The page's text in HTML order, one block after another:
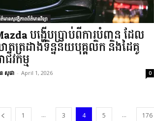
មានសុវត្ថិភាពព័ត៌មានវិទ្យា
បង្ហើបប្រាប់ពីការបំពាន ដែល
តត្រដាងទិន្នន័យបុគ្គលិក និងដៃគូ
ជីវកម្ម
សុផា - April 1, 2026 0
1 ... 3 4 5 ... 176